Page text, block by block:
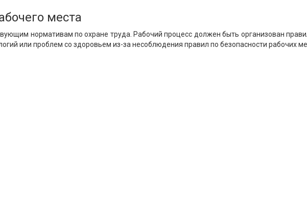
места
нормативам по охране труда. Рабочий процесс должен быть организован
или проблем со здоровьем из-за несоблюдения правил по безопасности рабочих